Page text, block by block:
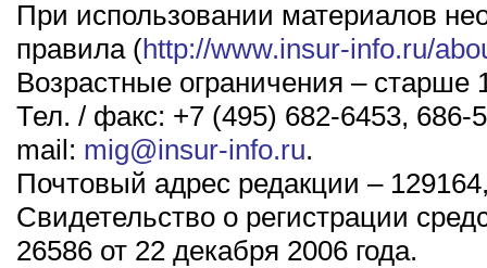
При использовании материалов
правила (http://www.insur-info.ru/
Возрастные ограничения – старше
Тел. / факс: +7 (495) 682-6453, 686-
mail: mig@insur-info.ru.
Почтовый адрес редакции –
Свидетельство о регистрации
26586 от 22 декабря 2006 года.